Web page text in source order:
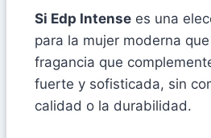
Si Edp Intense es una
para la mujer moderna
fragancia que
fuerte y sofisticada, sin
calidad o la durabilidad.